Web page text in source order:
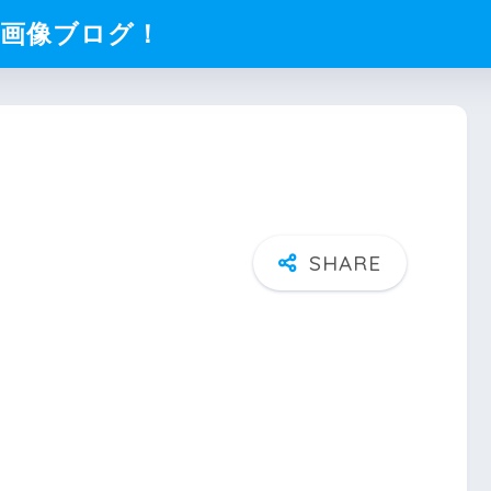
像ブログ！